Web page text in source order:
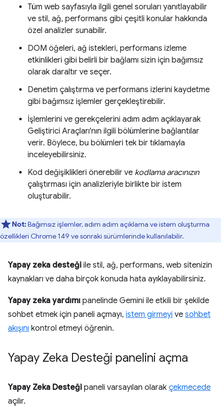
Tüm web sayfasıyla ilgili genel soruları yanıtlayabilir
ve stil, ağ, performans gibi çeşitli konular hakkında
özel analizler sunabilir.
DOM öğeleri, ağ istekleri, performans izleme
etkinlikleri gibi belirli bir bağlamı sizin için bağımsız
olarak daraltır ve seçer.
Denetim çalıştırma ve performans izlerini kaydetme
gibi bağımsız işlemler gerçekleştirebilir.
İşlemlerini ve gerekçelerini adım adım açıklayarak
Geliştirici Araçları'nın ilgili bölümlerine bağlantılar
verir. Böylece, bu bölümleri tek bir tıklamayla
inceleyebilirsiniz.
Kod değişiklikleri önerebilir ve kodlama aracınızın
çalıştırması için analizleriyle birlikte bir istem
oluşturabilir.
Not:Bağımsız işlemler, adım adım açıklama ve istem oluşturma
özellikleri Chrome 149 ve sonraki sürümlerinde kullanılabilir.
Yapay zeka desteği ile stil, ağ, performans, web sitenizin
kaynakları ve daha birçok konuda hata ayıklayabilirsiniz.
Yapay zeka yardımı panelinde Gemini ile etkili bir şekilde
sohbet etmek için paneli açmayı, istem girmeyi ve sohbet
akışını kontrol etmeyi öğrenin.
Yapay Zeka Desteği panelini açma
Yapay Zeka Desteği paneli varsayılan olarak çekmecede
açılır.